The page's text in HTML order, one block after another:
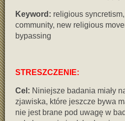
Keyword: religious
community, new religious
bypassing
STRESZCZENIE:
Cel: Niniejsze badania miały
zjawiska, które jeszcze bywa
nie jest brane pod uwagę w